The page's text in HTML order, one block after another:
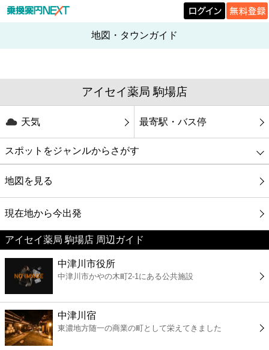
地図・タウンガイド
アイセイ薬局 駒場店
天気 最寄駅・バス停
スポットをジャンルからさがす
グルメ
映画
美容
コンビニ
薬局
スーパー
地図を見る
現在地から今出発
アイセイ薬局 駒場店 周辺ガイド
中津川市役所
中津川市かやの木町2-1にある公共施設
中津川宿
東濃地方随一の商業の町として栄えてきました